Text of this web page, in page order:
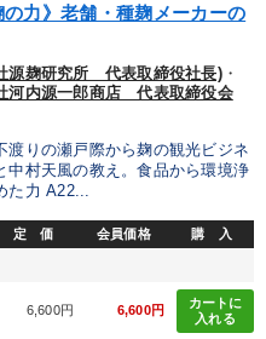
音声・映像
字力の向上
を学びたい
の力》老舗・種麹メーカーの
源麹研究所 代表取締役社長)・
河内源一郎商店 代表取締役会
りの瀬戸際から麹の観光ビジネ
中村天風の教え。食品から環境浄
た力 A22...
定 価 会員価格 購 入
6,600円 6,600円
カートに
入れる